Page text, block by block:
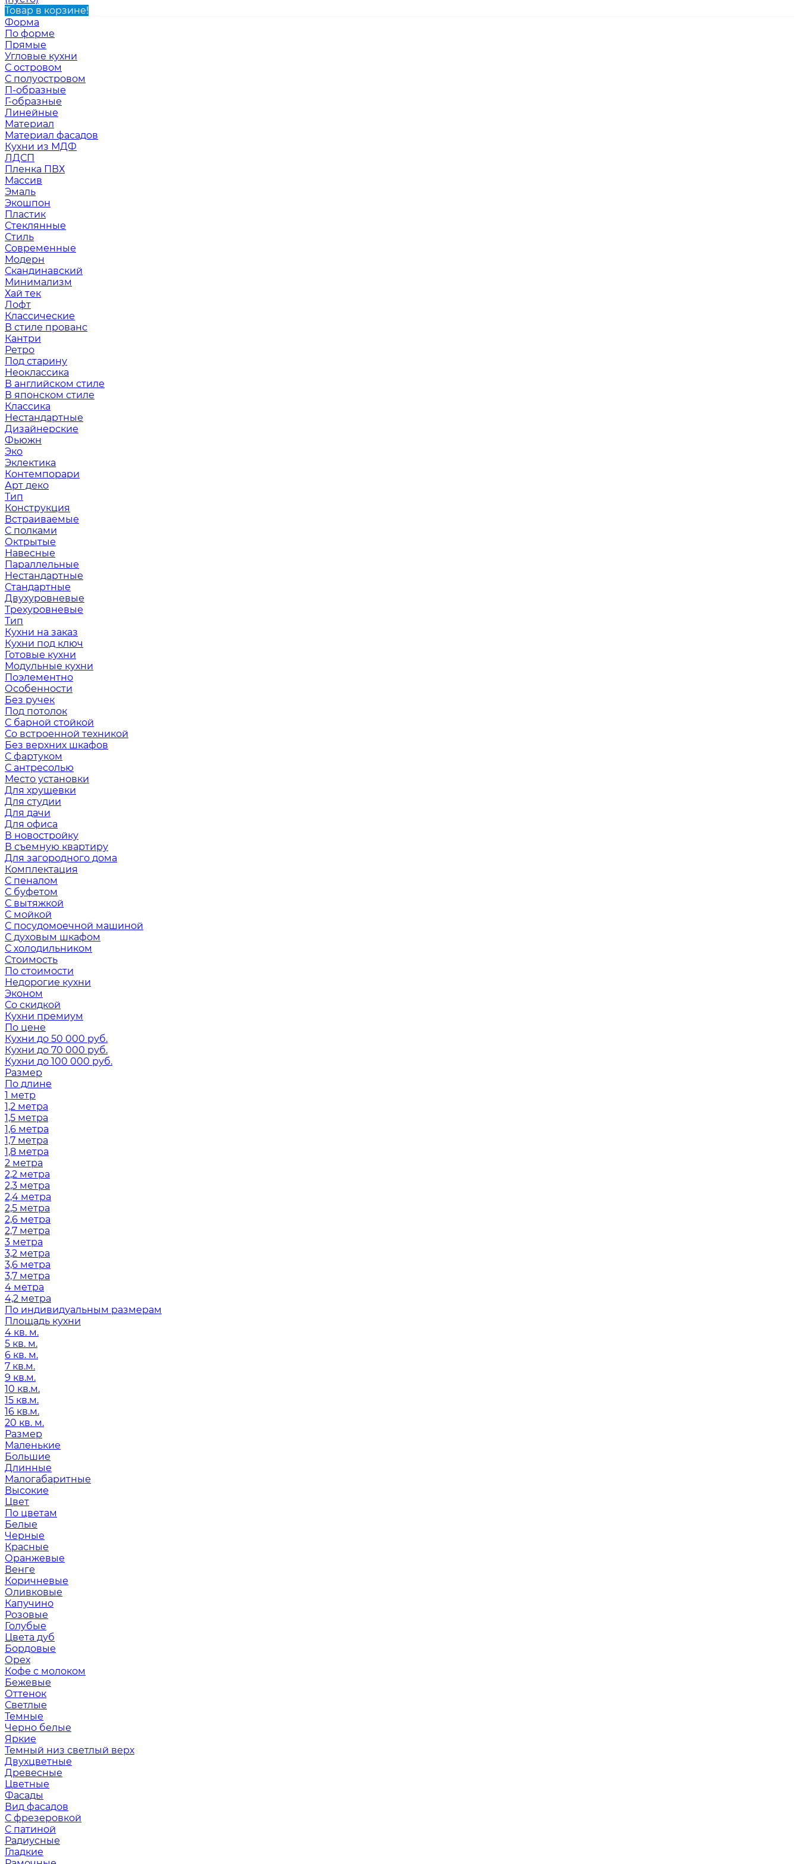
Товар в корзине!
Форма
По форме
Прямые
Угловые кухни
С островом
С полуостровом
П-образные
Г-образные
Линейные
Материал
Материал фасадов
Кухни из МДФ
ЛДСП
Пленка ПВХ
Массив
Эмаль
Экошпон
Пластик
Стеклянные
Стиль
Современные
Модерн
Скандинавский
Минимализм
Хай тек
Лофт
Классические
В стиле прованс
Кантри
Ретро
Под старину
Неоклассика
В английском стиле
В японском стиле
Классика
Нестандартные
Дизайнерские
Фьюжн
Эко
Эклектика
Контемпорари
Арт деко
Тип
Конструкция
Встраиваемые
С полками
Октрытые
Навесные
Параллельные
Нестандартные
Стандартные
Двухуровневые
Трехуровневые
Тип
Кухни на заказ
Кухни под ключ
Готовые кухни
Модульные кухни
Поэлементно
Особенности
Без ручек
Под потолок
С барной стойкой
Со встроенной техникой
Без верхних шкафов
С фартуком
С антресолью
Место установки
Для хрущевки
Для студии
Для дачи
Для офиса
В новостройку
В съемную квартиру
Для загородного дома
Комплектация
С пеналом
С буфетом
С вытяжкой
С мойкой
С посудомоечной машиной
С духовым шкафом
С холодильником
Стоимость
По стоимости
Недорогие кухни
Эконом
Со скидкой
Кухни премиум
По цене
Кухни до 50 000 руб.
Кухни до 70 000 руб.
Кухни до 100 000 руб.
Размер
По длине
1 метр
1,2 метра
1,5 метра
1,6 метра
1,7 метра
1,8 метра
2 метра
2,2 метра
2,3 метра
2,4 метра
2,5 метра
2,6 метра
2,7 метра
3 метра
3,2 метра
3,6 метра
3,7 метра
4 метра
4,2 метра
По индивидуальным размерам
Площадь кухни
4 кв. м.
5 кв. м.
6 кв. м.
7 кв.м.
9 кв.м.
10 кв.м.
15 кв.м.
16 кв.м.
20 кв. м.
Размер
Маленькие
Большие
Длинные
Малогабаритные
Высокие
Цвет
По цветам
Белые
Черные
Красные
Оранжевые
Венге
Коричневые
Оливковые
Капучино
Розовые
Голубые
Цвета дуб
Бордовые
Орех
Кофе с молоком
Бежевые
Оттенок
Светлые
Темные
Черно белые
Яркие
Темный низ светлый верх
Двухцветные
Древесные
Цветные
Фасады
Вид фасадов
С фрезеровкой
С патиной
Радиусные
Гладкие